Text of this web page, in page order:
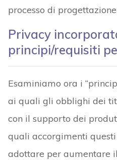
processo di
Privacy
principi/requisiti
Esaminiamo ora i
ai quali gli obblighi dei
con il supporto dei
quali accorgimenti
adottare per aumentare